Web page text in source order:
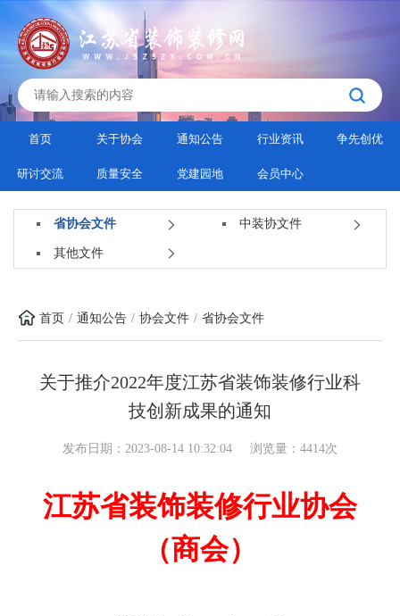
首页 关于协会 通知公告 行业资讯 争先创优
研讨交流 质量安全 党建园地 会员中心
省协会文件 中装协文件
其他文件
首页 通知公告 协会文件 省协会文件
关于推介2022年度江苏省装饰装修行业科
技创新成果的通知
发布日期：2023-08-14 10:32:04 浏览量：4414次
江苏省装饰装修行业协会
（商会）